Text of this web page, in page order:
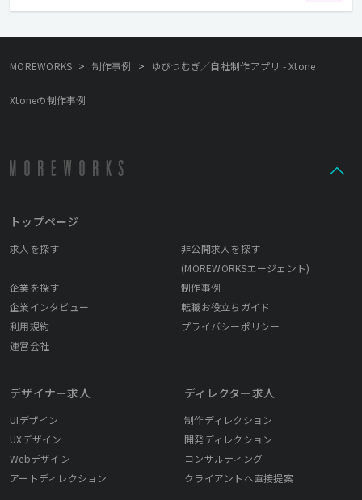
MOREWORKS > 制作事例 > ゆびつむぎ／自社制作アプリ - Xtone
Xtoneの制作事例
トップページ
求人を探す
非公開求人を探す
(MOREWORKSエージェント)
企業を探す
制作事例
企業インタビュー
転職お役立ちガイド
利用規約
プライバシーポリシー
運営会社
デザイナー求人
UIデザイン
UXデザイン
Webデザイン
アートディレクション
ディレクター求人
制作ディレクション
開発ディレクション
コンサルティング
クライアントへ直接提案